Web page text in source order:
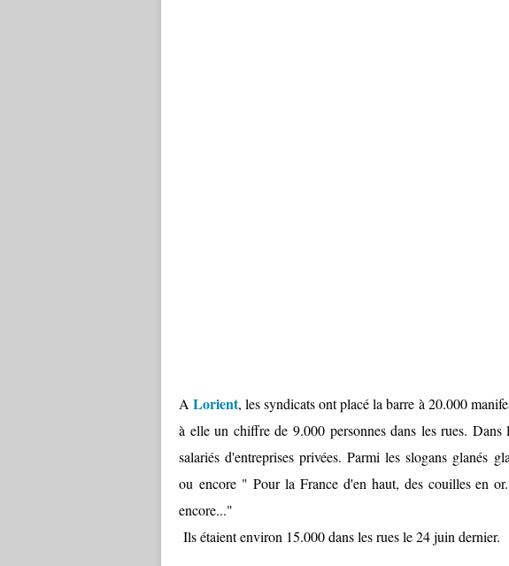
ALorient, les syndicats ont placé la barre à 20.000
à elle un chiffre de 9.000 personnes dans les rues.
salariés d'entreprises privées. Parmi les slogans glanés
ou encore " Pour la France d'en haut, des couilles en
encore..."
Ils étaient environ 15.000 dans les rues le 24 juin dernier.